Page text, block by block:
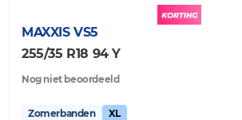
MAXXIS VS5
255/35 R18 94 Y
Nog niet beoordeeld
Zomerbanden XL